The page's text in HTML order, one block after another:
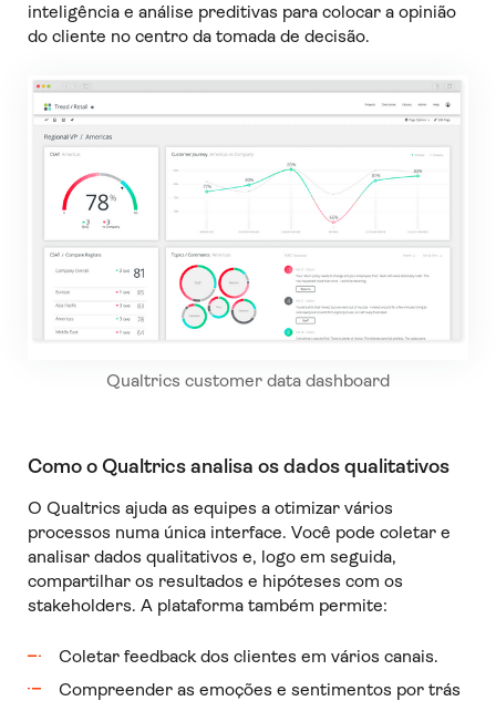
inteligência e análise preditivas para colocar a opinião
do cliente no centro da tomada de decisão.
Qualtrics customer data dashboard
Como o Qualtrics analisa os dados qualitativos
O Qualtrics ajuda as equipes a otimizar vários
processos numa única interface. Você pode coletar e
analisar dados qualitativos e, logo em seguida,
compartilhar os resultados e hipóteses com os
stakeholders. A plataforma também permite:
Coletar feedback dos clientes em vários canais.
Compreender as emoções e sentimentos por trás